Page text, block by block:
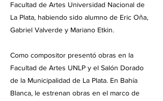
Facultad de Artes Universidad Nacional de
La Plata, habiendo sido alumno de Eric Oña,
Gabriel Valverde y Mariano Etkin.
Como compositor presentó obras en la
Facultad de Artes UNLP y el Salón Dorado
de la Municipalidad de La Plata. En Bahía
Blanca, le estrenan obras en el marco de